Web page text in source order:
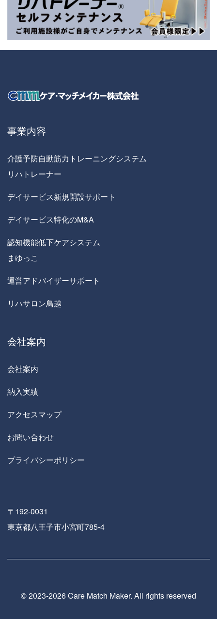
事業内容
介護予防自動筋力トレーニングシステム
リハトレーナー
デイサービス新規開設サポート
デイサービス特化のM&A
認知機能低下ケアシステム
まゆっこ
運営アドバイザーサポート
リハサロン鳥越
会社案内
会社案内
納入実績
アクセスマップ
お問い合わせ
プライバシーポリシー
〒192-0031
東京都八王子市小宮町785-4
© 2023-2026 Care Match Maker. All rights reserved